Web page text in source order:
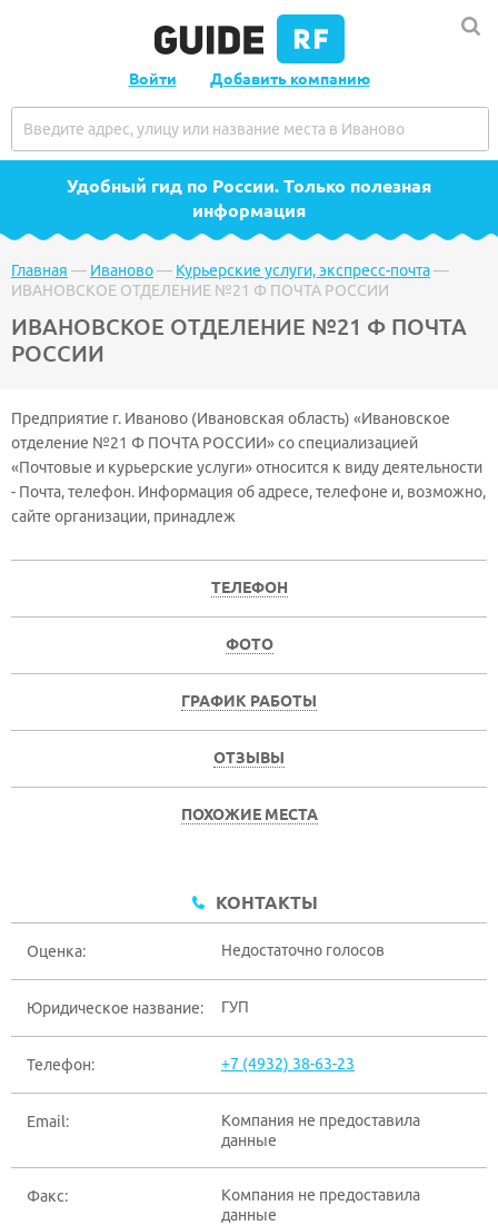
Войти Добавить компанию
Удобный гид по России. Только полезная
информация
Главная — Иваново— Курьерские услуги, экспресс-почта—
ИВАНОВСКОЕ ОТДЕЛЕНИЕ №21 Ф ПОЧТА РОССИИ
ИВАНОВСКОЕ ОТДЕЛЕНИЕ №21 Ф ПОЧТА
РОССИИ
Предприятие г. Иваново (Ивановская область) «Ивановское
отделение №21 Ф ПОЧТА РОССИИ» со специализацией
«Почтовые и курьерские услуги» относится к виду деятельности
- Почта, телефон. Информация об адресе, телефоне и, возможно,
сайте организации, принадлеж
ТЕЛЕФОН
ФОТО
ГРАФИК РАБОТЫ
ОТЗЫВЫ
ПОХОЖИЕ МЕСТА
КОНТАКТЫ
Оценка: Недостаточно голосов
Юридическое название: ГУП
Телефон: +7 (4932) 38-63-23
Email:
Компания не предоставила
данные
Факс:
Компания не предоставила
данные